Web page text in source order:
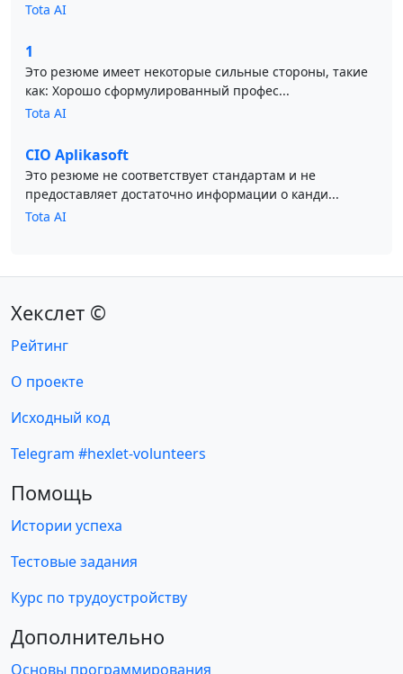
Tota AI
1
Это резюме имеет некоторые сильные стороны, такие
как: Хорошо сформулированный профес...
Tota AI
CIO Aplikasoft
Это резюме не соответствует стандартам и не
предоставляет достаточно информации о канди...
Tota AI
Хекслет ©
Рейтинг
О проекте
Исходный код
Telegram #hexlet-volunteers
Помощь
Истории успеха
Тестовые задания
Курс по трудоустройству
Дополнительно
Основы программирования